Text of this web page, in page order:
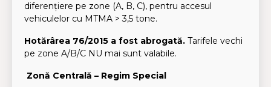
diferențiere pe zone (A, B, C), pentru accesul
vehiculelor cu MTMA > 3,5 tone.
Hotărârea 76/2015 a fost abrogată. Tarifele vechi
pe zone A/B/C NU mai sunt valabile.
Zonă Centrală – Regim Special